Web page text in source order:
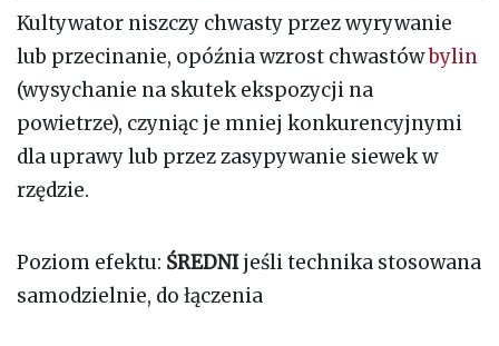
Kultywator niszczy chwasty przez wyrywanie
lub przecinanie, opóźnia wzrost chwastówbylin
(wysychanie na skutek ekspozycji na
powietrze), czyniąc je mniej konkurencyjnymi
dla uprawy lub przez zasypywanie siewek w
rzędzie.
Poziom efektu: ŚREDNIjeśli technika stosowana
samodzielnie, do łączenia